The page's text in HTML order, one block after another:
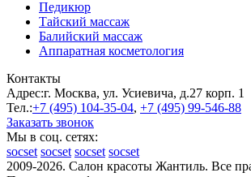
Педикюр
Тайский массаж
Балийский массаж
Аппаратная косметология
Контакты
Адрес:г. Москва, ул. Усиевича, д.27 корп. 1
Тел.:+7 (495) 104-35-04, +7 (495) 99-546-88
Заказать звонок
Мы в соц. сетях:
socset socset socset socset
2009-2026. Салон красоты Жантиль. Все